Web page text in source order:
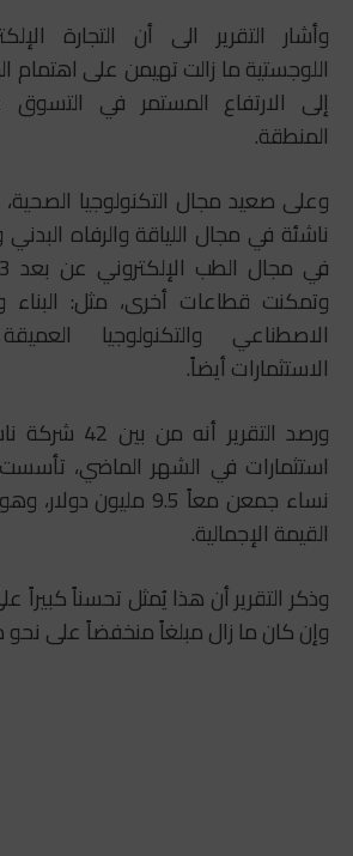
وأشار التقرير الى أن التجارة
اللوجستية ما زالت تهيمن على اهتمام
إلى الارتفاع المستمر في التسوق
المنطقة.
وتمكنت قطاعات أخرى، مثل: البناء
الاصطناعي والتكنولوجيا
الاستثمارات أيضاً.
ورصد التقرير
القيمة الإجمالية.
وذكر التقرير أن هذا يُمثل تحسناً
وإن كان ما زال مبلغاً منخفضاً على نحو